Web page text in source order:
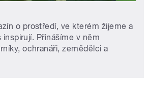
o prostředí, ve kterém žijeme a
Přinášíme v něm
ochranáři, zemědělci a